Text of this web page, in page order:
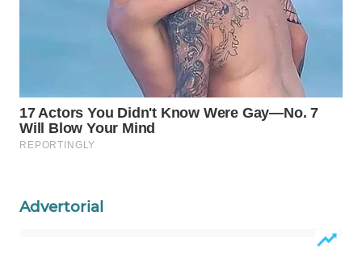
Advertorial
WAHANA
TV
WAHANANEWS